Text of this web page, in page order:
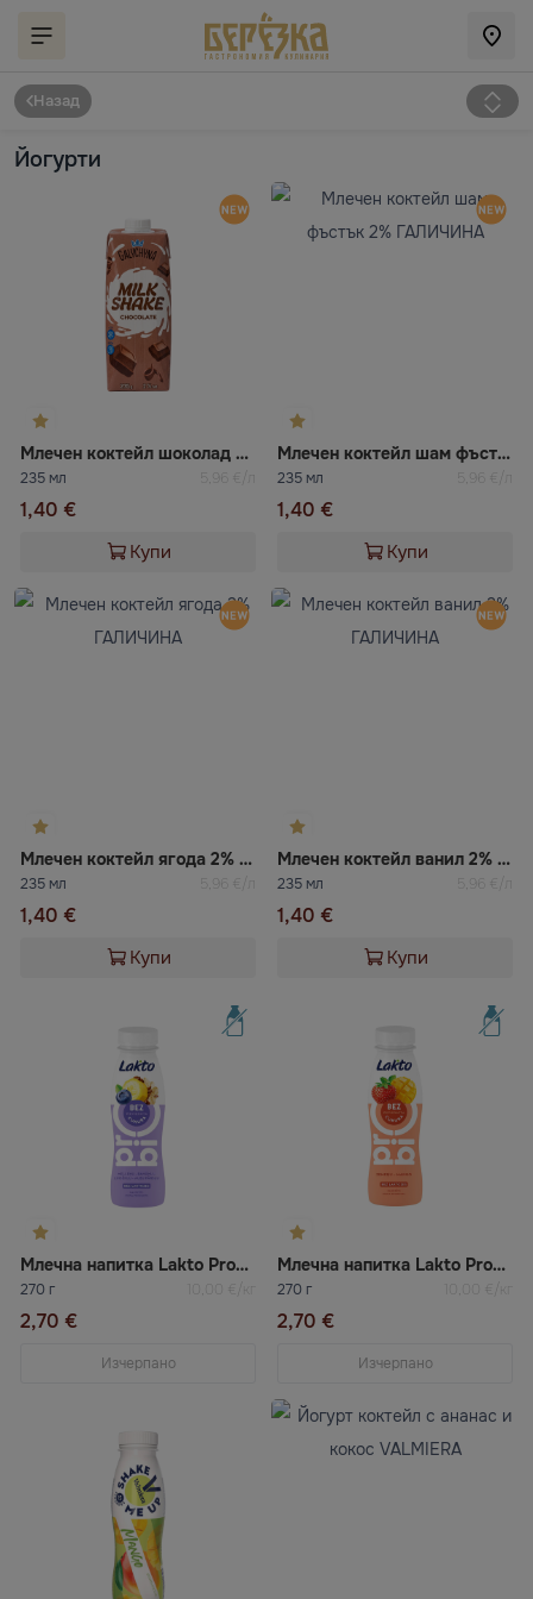
Назад
Йогурти
Млечен коктейл шоколад 2% ГАЛИЧИНА
235 мл 5,96 €/л
1,40 €
Купи
Млечен коктейл шам фъстък 2% ГАЛИЧИНА
235 мл 5,96 €/л
1,40 €
Купи
Млечен коктейл ягода 2% ГАЛИЧИНА
235 мл 5,96 €/л
1,40 €
Купи
Млечен коктейл ванил 2% ГАЛИЧИНА
235 мл 5,96 €/л
1,40 €
Купи
Млечна напитка Lakto ProBio с боровинка, банан, ленено семе и овесени ядки
270 г 10,00 €/кг
2,70 €
Изчерпано
Млечна напитка Lakto ProBio с ягода и манго
270 г 10,00 €/кг
2,70 €
Изчерпано